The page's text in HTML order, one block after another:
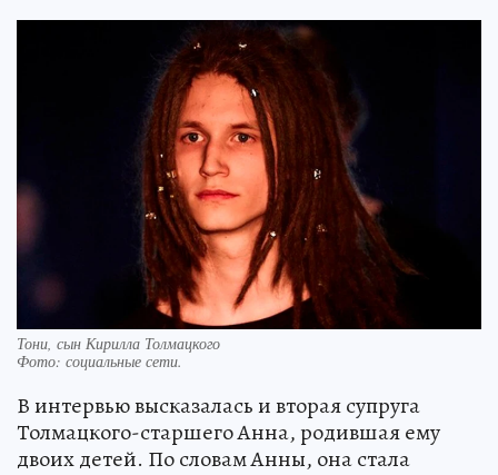
Тони, сын Кирилла Толмацкого
Фото: социальные сети.
В интервью высказалась и вторая супруга
Толмацкого-старшего Анна, родившая ему
двоих детей. По словам Анны, она стала